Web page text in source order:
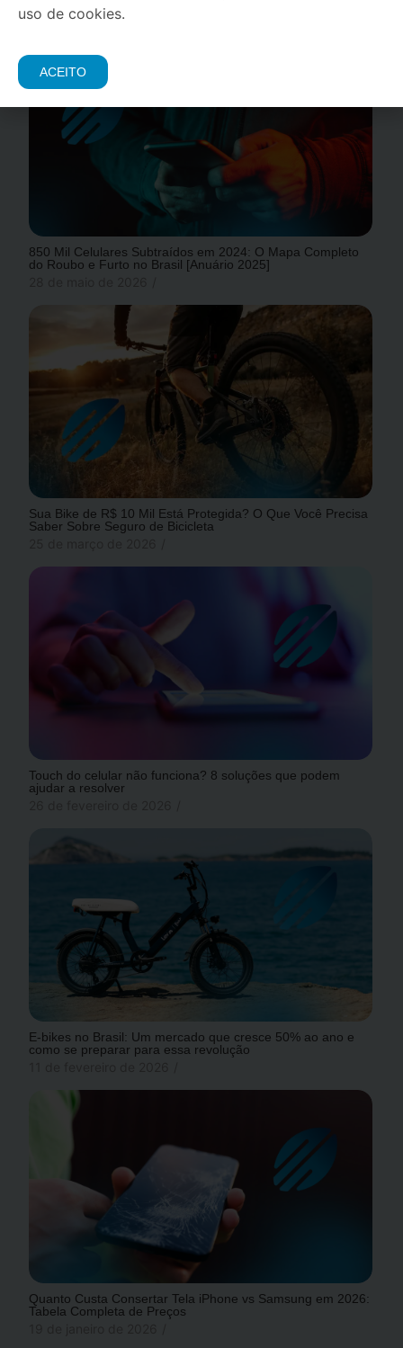
Completo para Ciclistas
22 de junho de 2026
850 Mil Celulares Subtraídos em 2024: O Mapa Completo
do Roubo e Furto no Brasil [Anuário 2025]
Sua Bike de R$ 10 Mil Está Protegida? O Que Você Precisa
Saber Sobre Seguro de Bicicleta
Touch do celular não funciona? 8 soluções que podem
ajudar a resolver
E-bikes no Brasil: Um mercado que cresce 50% ao ano e
como se preparar para essa revolução
Quanto Custa Consertar Tela iPhone vs Samsung em 2026:
Tabela Completa de Preços
uso de cookies.
ACEITO